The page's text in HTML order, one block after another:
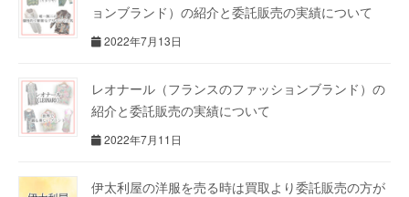
ョンブランド）の紹介と委託販売の実績について
2022年7月13日
レオナール（フランスのファッションブランド）の
紹介と委託販売の実績について
2022年7月11日
伊太利屋の洋服を売る時は買取より委託販売の方が